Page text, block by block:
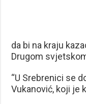
da bi na kraju
Drugom
“U Srebrenici se
Vukanović, koji je